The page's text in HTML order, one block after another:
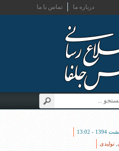
تماس با ما درباره ما
تولیدی